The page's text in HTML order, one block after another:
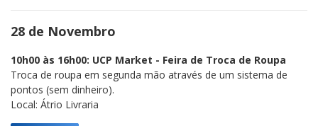
28 de Novembro
10h00 às 16h00: UCP Market - Feira de Troca de Roupa
Troca de roupa em segunda mão através de um sistema de
pontos (sem dinheiro).
Local: Átrio Livraria